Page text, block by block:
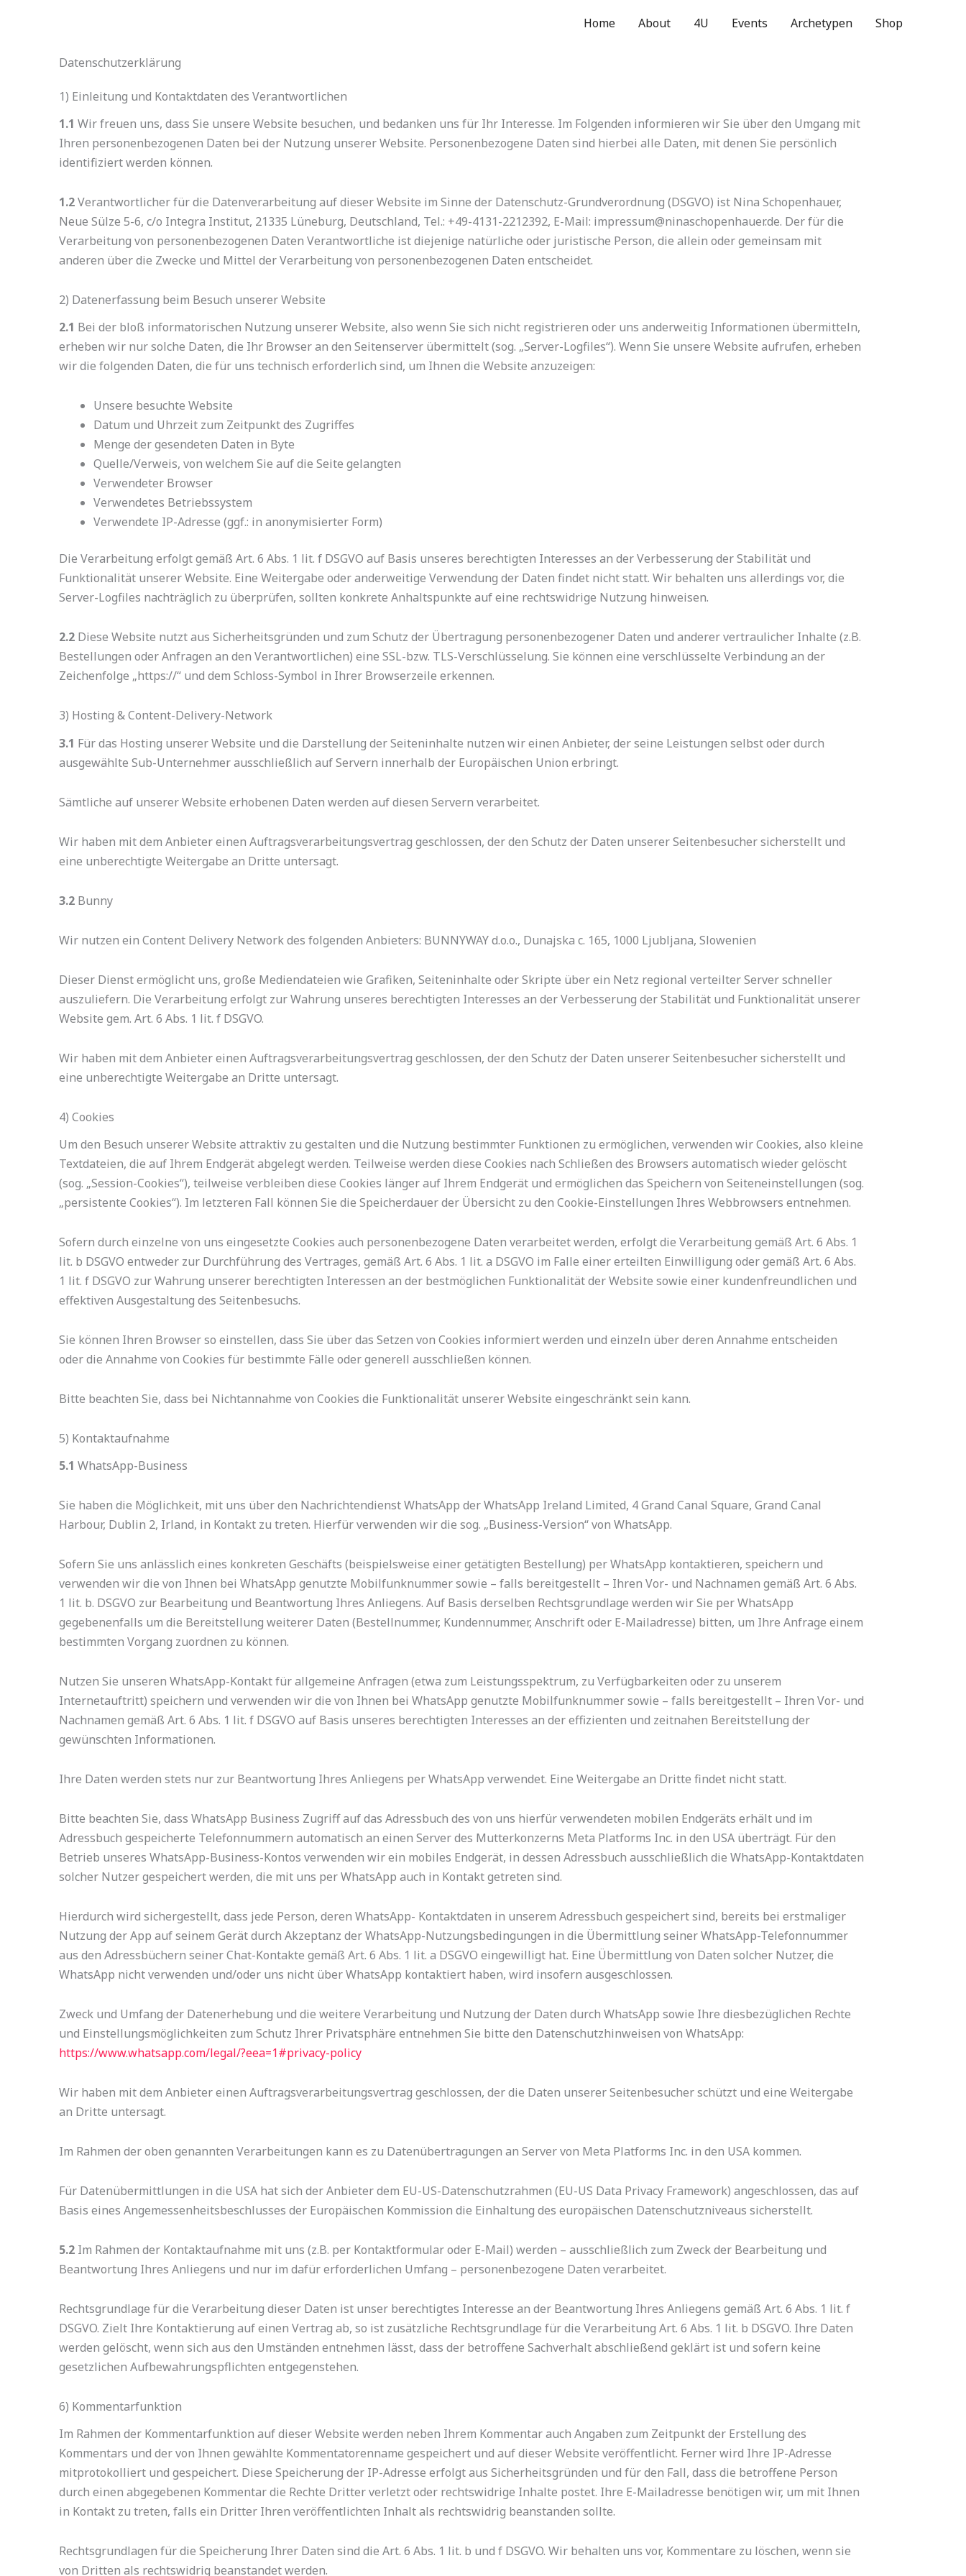
Home About 4U Events Archetypen Shop
Datenschutzerklärung
1) Einleitung und Kontaktdaten des Verantwortlichen
1.1 Wir freuen uns, dass Sie unsere Website besuchen, und bedanken uns für Ihr Interesse. Im Folgenden informieren wir Sie über den Umgang mit
Ihren personenbezogenen Daten bei der Nutzung unserer Website. Personenbezogene Daten sind hierbei alle Daten, mit denen Sie persönlich
identifiziert werden können.
1.2Verantwortlicher für die Datenverarbeitung auf dieser Website im Sinne der Datenschutz-Grundverordnung (DSGVO) ist Nina Schopenhauer,
Neue Sülze 5-6, c/o Integra Institut, 21335 Lüneburg, Deutschland, Tel.: +49-4131-2212392, E-Mail: impressum@ninaschopenhauer.de. Der für die
Verarbeitung von personenbezogenen Daten Verantwortliche ist diejenige natürliche oder juristische Person, die allein oder gemeinsam mit
anderen über die Zwecke und Mittel der Verarbeitung von personenbezogenen Daten entscheidet.
2) Datenerfassung beim Besuch unserer Website
2.1 Bei der bloß informatorischen Nutzung unserer Website, also wenn Sie sich nicht registrieren oder uns anderweitig Informationen übermitteln,
erheben wir nur solche Daten, die Ihr Browser an den Seitenserver übermittelt (sog. „Server-Logfiles“). Wenn Sie unsere Website aufrufen, erheben
wir die folgenden Daten, die für uns technisch erforderlich sind, um Ihnen die Website anzuzeigen:
Unsere besuchte Website
Datum und Uhrzeit zum Zeitpunkt des Zugriffes
Menge der gesendeten Daten in Byte
Quelle/Verweis, von welchem Sie auf die Seite gelangten
Verwendeter Browser
Verwendetes Betriebssystem
Verwendete IP-Adresse (ggf.: in anonymisierter Form)
Die Verarbeitung erfolgt gemäß Art. 6 Abs. 1 lit. f DSGVO auf Basis unseres berechtigten Interesses an der Verbesserung der Stabilität und
Funktionalität unserer Website. Eine Weitergabe oder anderweitige Verwendung der Daten findet nicht statt. Wir behalten uns allerdings vor, die
Server-Logfiles nachträglich zu überprüfen, sollten konkrete Anhaltspunkte auf eine rechtswidrige Nutzung hinweisen.
2.2 Diese Website nutzt aus Sicherheitsgründen und zum Schutz der Übertragung personenbezogener Daten und anderer vertraulicher Inhalte (z.B.
Bestellungen oder Anfragen an den Verantwortlichen) eine SSL-bzw. TLS-Verschlüsselung. Sie können eine verschlüsselte Verbindung an der
Zeichenfolge „https://“ und dem Schloss-Symbol in Ihrer Browserzeile erkennen.
3) Hosting & Content-Delivery-Network
3.1 Für das Hosting unserer Website und die Darstellung der Seiteninhalte nutzen wir einen Anbieter, der seine Leistungen selbst oder durch
ausgewählte Sub-Unternehmer ausschließlich auf Servern innerhalb der Europäischen Union erbringt.
Sämtliche auf unserer Website erhobenen Daten werden auf diesen Servern verarbeitet.
Wir haben mit dem Anbieter einen Auftragsverarbeitungsvertrag geschlossen, der den Schutz der Daten unserer Seitenbesucher sicherstellt und
eine unberechtigte Weitergabe an Dritte untersagt.
3.2 Bunny
Wir nutzen ein Content Delivery Network des folgenden Anbieters: BUNNYWAY d.o.o., Dunajska c. 165, 1000 Ljubljana, Slowenien
Dieser Dienst ermöglicht uns, große Mediendateien wie Grafiken, Seiteninhalte oder Skripte über ein Netz regional verteilter Server schneller
auszuliefern. Die Verarbeitung erfolgt zur Wahrung unseres berechtigten Interesses an der Verbesserung der Stabilität und Funktionalität unserer
Website gem. Art. 6 Abs. 1 lit. f DSGVO.
Wir haben mit dem Anbieter einen Auftragsverarbeitungsvertrag geschlossen, der den Schutz der Daten unserer Seitenbesucher sicherstellt und
eine unberechtigte Weitergabe an Dritte untersagt.
4) Cookies
Um den Besuch unserer Website attraktiv zu gestalten und die Nutzung bestimmter Funktionen zu ermöglichen, verwenden wir Cookies, also kleine
Textdateien, die auf Ihrem Endgerät abgelegt werden. Teilweise werden diese Cookies nach Schließen des Browsers automatisch wieder gelöscht
(sog. „Session-Cookies“), teilweise verbleiben diese Cookies länger auf Ihrem Endgerät und ermöglichen das Speichern von Seiteneinstellungen (sog.
„persistente Cookies“). Im letzteren Fall können Sie die Speicherdauer der Übersicht zu den Cookie-Einstellungen Ihres Webbrowsers entnehmen.
Sofern durch einzelne von uns eingesetzte Cookies auch personenbezogene Daten verarbeitet werden, erfolgt die Verarbeitung gemäß Art. 6 Abs. 1
lit. b DSGVO entweder zur Durchführung des Vertrages, gemäß Art. 6 Abs. 1 lit. a DSGVO im Falle einer erteilten Einwilligung oder gemäß Art. 6 Abs.
1 lit. f DSGVO zur Wahrung unserer berechtigten Interessen an der bestmöglichen Funktionalität der Website sowie einer kundenfreundlichen und
effektiven Ausgestaltung des Seitenbesuchs.
Sie können Ihren Browser so einstellen, dass Sie über das Setzen von Cookies informiert werden und einzeln über deren Annahme entscheiden
oder die Annahme von Cookies für bestimmte Fälle oder generell ausschließen können.
Bitte beachten Sie, dass bei Nichtannahme von Cookies die Funktionalität unserer Website eingeschränkt sein kann.
5) Kontaktaufnahme
5.1 WhatsApp-Business
Sie haben die Möglichkeit, mit uns über den Nachrichtendienst WhatsApp der WhatsApp Ireland Limited, 4 Grand Canal Square, Grand Canal
Harbour, Dublin 2, Irland, in Kontakt zu treten. Hierfür verwenden wir die sog. „Business-Version“ von WhatsApp.
Sofern Sie uns anlässlich eines konkreten Geschäfts (beispielsweise einer getätigten Bestellung) per WhatsApp kontaktieren, speichern und
verwenden wir die von Ihnen bei WhatsApp genutzte Mobilfunknummer sowie – falls bereitgestellt – Ihren Vor- und Nachnamen gemäß Art. 6 Abs.
1 lit. b. DSGVO zur Bearbeitung und Beantwortung Ihres Anliegens. Auf Basis derselben Rechtsgrundlage werden wir Sie per WhatsApp
gegebenenfalls um die Bereitstellung weiterer Daten (Bestellnummer, Kundennummer, Anschrift oder E-Mailadresse) bitten, um Ihre Anfrage einem
bestimmten Vorgang zuordnen zu können.
Nutzen Sie unseren WhatsApp-Kontakt für allgemeine Anfragen (etwa zum Leistungsspektrum, zu Verfügbarkeiten oder zu unserem
Internetauftritt) speichern und verwenden wir die von Ihnen bei WhatsApp genutzte Mobilfunknummer sowie – falls bereitgestellt – Ihren Vor- und
Nachnamen gemäß Art. 6 Abs. 1 lit. f DSGVO auf Basis unseres berechtigten Interesses an der effizienten und zeitnahen Bereitstellung der
gewünschten Informationen.
Ihre Daten werden stets nur zur Beantwortung Ihres Anliegens per WhatsApp verwendet. Eine Weitergabe an Dritte findet nicht statt.
Bitte beachten Sie, dass WhatsApp Business Zugriff auf das Adressbuch des von uns hierfür verwendeten mobilen Endgeräts erhält und im
Adressbuch gespeicherte Telefonnummern automatisch an einen Server des Mutterkonzerns Meta Platforms Inc. in den USA überträgt. Für den
Betrieb unseres WhatsApp-Business-Kontos verwenden wir ein mobiles Endgerät, in dessen Adressbuch ausschließlich die WhatsApp-Kontaktdaten
solcher Nutzer gespeichert werden, die mit uns per WhatsApp auch in Kontakt getreten sind.
Hierdurch wird sichergestellt, dass jede Person, deren WhatsApp- Kontaktdaten in unserem Adressbuch gespeichert sind, bereits bei erstmaliger
Nutzung der App auf seinem Gerät durch Akzeptanz der WhatsApp-Nutzungsbedingungen in die Übermittlung seiner WhatsApp-Telefonnummer
aus den Adressbüchern seiner Chat-Kontakte gemäß Art. 6 Abs. 1 lit. a DSGVO eingewilligt hat. Eine Übermittlung von Daten solcher Nutzer, die
WhatsApp nicht verwenden und/oder uns nicht über WhatsApp kontaktiert haben, wird insofern ausgeschlossen.
Zweck und Umfang der Datenerhebung und die weitere Verarbeitung und Nutzung der Daten durch WhatsApp sowie Ihre diesbezüglichen Rechte
und Einstellungsmöglichkeiten zum Schutz Ihrer Privatsphäre entnehmen Sie bitte den Datenschutzhinweisen von WhatsApp:
https://www.whatsapp.com/legal/?eea=1#privacy-policy
Wir haben mit dem Anbieter einen Auftragsverarbeitungsvertrag geschlossen, der die Daten unserer Seitenbesucher schützt und eine Weitergabe
an Dritte untersagt.
Im Rahmen der oben genannten Verarbeitungen kann es zu Datenübertragungen an Server von Meta Platforms Inc. in den USA kommen.
Für Datenübermittlungen in die USA hat sich der Anbieter dem EU-US-Datenschutzrahmen (EU-US Data Privacy Framework) angeschlossen, das auf
Basis eines Angemessenheitsbeschlusses der Europäischen Kommission die Einhaltung des europäischen Datenschutzniveaus sicherstellt.
5.2 Im Rahmen der Kontaktaufnahme mit uns (z.B. per Kontaktformular oder E-Mail) werden – ausschließlich zum Zweck der Bearbeitung und
Beantwortung Ihres Anliegens und nur im dafür erforderlichen Umfang – personenbezogene Daten verarbeitet.
Rechtsgrundlage für die Verarbeitung dieser Daten ist unser berechtigtes Interesse an der Beantwortung Ihres Anliegens gemäß Art. 6 Abs. 1 lit. f
DSGVO. Zielt Ihre Kontaktierung auf einen Vertrag ab, so ist zusätzliche Rechtsgrundlage für die Verarbeitung Art. 6 Abs. 1 lit. b DSGVO. Ihre Daten
werden gelöscht, wenn sich aus den Umständen entnehmen lässt, dass der betroffene Sachverhalt abschließend geklärt ist und sofern keine
gesetzlichen Aufbewahrungspflichten entgegenstehen.
6) Kommentarfunktion
Im Rahmen der Kommentarfunktion auf dieser Website werden neben Ihrem Kommentar auch Angaben zum Zeitpunkt der Erstellung des
Kommentars und der von Ihnen gewählte Kommentatorenname gespeichert und auf dieser Website veröffentlicht. Ferner wird Ihre IP-Adresse
mitprotokolliert und gespeichert. Diese Speicherung der IP-Adresse erfolgt aus Sicherheitsgründen und für den Fall, dass die betroffene Person
durch einen abgegebenen Kommentar die Rechte Dritter verletzt oder rechtswidrige Inhalte postet. Ihre E-Mailadresse benötigen wir, um mit Ihnen
in Kontakt zu treten, falls ein Dritter Ihren veröffentlichten Inhalt als rechtswidrig beanstanden sollte.
Rechtsgrundlagen für die Speicherung Ihrer Daten sind die Art. 6 Abs. 1 lit. b und f DSGVO. Wir behalten uns vor, Kommentare zu löschen, wenn sie
von Dritten als rechtswidrig beanstandet werden.